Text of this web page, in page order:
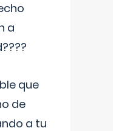
a
que
de
a tu